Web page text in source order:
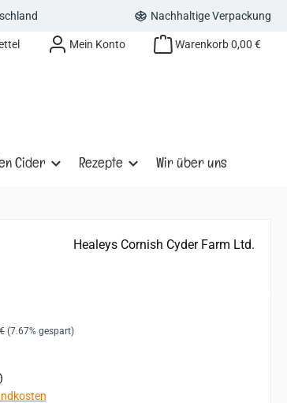
Nachhaltige Verpackung
Mein Konto Warenkorb0,00 €
Cider Rezepte Wir über uns
Healeys Cornish Cyder Farm Ltd.
Preis:
(7.67% gespart)